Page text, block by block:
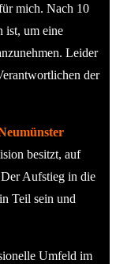
mich. Nach 10
ist, um eine
Leider
der
besitzt, auf
Aufstieg in die
Teil sein und
Umfeld im